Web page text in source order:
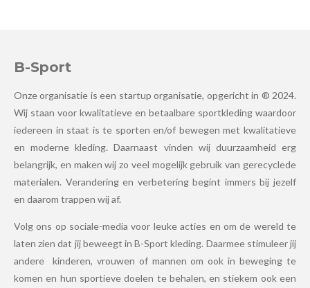
B-Sport
Onze organisatie is een startup organisatie, opgericht in ® 2024.
Wij staan voor kwalitatieve en betaalbare sportkleding waardoor
iedereen in staat is te sporten en/of bewegen met kwalitatieve
en moderne kleding. Daarnaast vinden wij duurzaamheid erg
belangrijk, en maken wij zo veel mogelijk gebruik van gerecyclede
materialen. Verandering en verbetering begint immers bij jezelf
en daarom trappen wij af.
Volg ons op sociale-media voor leuke acties en om de wereld te
laten zien dat jij beweegt in B-Sport kleding. Daarmee stimuleer jij
andere kinderen, vrouwen of mannen om ook in beweging te
komen en hun sportieve doelen te behalen, en stiekem ook een